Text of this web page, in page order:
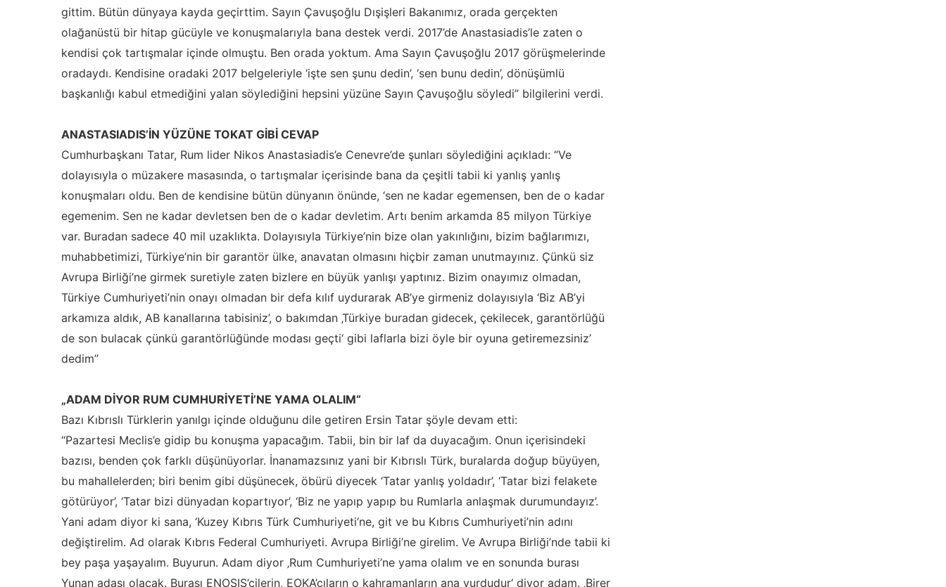
gittim. Bütün dünyaya kayda geçirttim. Sayın Çavuşoğlu Dışişleri Bakanımız, orada gerçekten
olağanüstü bir hitap gücüyle ve konuşmalarıyla bana destek verdi. 2017’de Anastasiadis’le zaten o
kendisi çok tartışmalar içinde olmuştu. Ben orada yoktum. Ama Sayın Çavuşoğlu 2017 görüşmelerinde
oradaydı. Kendisine oradaki 2017 belgeleriyle ‘işte sen şunu dedin’, ‘sen bunu dedin’, dönüşümlü
başkanlığı kabul etmediğini yalan söylediğini hepsini yüzüne Sayın Çavuşoğlu söyledi” bilgilerini verdi.
ANASTASIADIS’İN YÜZÜNE TOKAT GİBİ CEVAP
Cumhurbaşkanı Tatar, Rum lider Nikos Anastasiadis’e Cenevre’de şunları söylediğini açıkladı: “Ve
dolayısıyla o müzakere masasında, o tartışmalar içerisinde bana da çeşitli tabii ki yanlış yanlış
konuşmaları oldu. Ben de kendisine bütün dünyanın önünde, ‘sen ne kadar egemensen, ben de o kadar
egemenim. Sen ne kadar devletsen ben de o kadar devletim. Artı benim arkamda 85 milyon Türkiye
var. Buradan sadece 40 mil uzaklıkta. Dolayısıyla Türkiye’nin bize olan yakınlığını, bizim bağlarımızı,
muhabbetimizi, Türkiye’nin bir garantör ülke, anavatan olmasını hiçbir zaman unutmayınız. Çünkü siz
Avrupa Birliği’ne girmek suretiyle zaten bizlere en büyük yanlışı yaptınız. Bizim onayımız olmadan,
Türkiye Cumhuriyeti’nin onayı olmadan bir defa kılıf uydurarak AB’ye girmeniz dolayısıyla ‘Biz AB’yi
arkamıza aldık, AB kanallarına tabisiniz’, o bakımdan ‚Türkiye buradan gidecek, çekilecek, garantörlüğü
de son bulacak çünkü garantörlüğünde modası geçti‘ gibi laflarla bizi öyle bir oyuna getiremezsiniz’
dedim”
„ADAM DİYOR RUM CUMHURİYETİ’NE YAMA OLALIM“
Bazı Kıbrıslı Türklerin yanılgı içinde olduğunu dile getiren Ersin Tatar şöyle devam etti:
“Pazartesi Meclis’e gidip bu konuşma yapacağım. Tabii, bin bir laf da duyacağım. Onun içerisindeki
bazısı, benden çok farklı düşünüyorlar. İnanamazsınız yani bir Kıbrıslı Türk, buralarda doğup büyüyen,
bu mahallelerden; biri benim gibi düşünecek, öbürü diyecek ‘Tatar yanlış yoldadır’, ‘Tatar bizi felakete
götürüyor’, ‘Tatar bizi dünyadan kopartıyor’, ‘Biz ne yapıp yapıp bu Rumlarla anlaşmak durumundayız’.
Yani adam diyor ki sana, ‘Kuzey Kıbrıs Türk Cumhuriyeti’ne, git ve bu Kıbrıs Cumhuriyeti’nin adını
değiştirelim. Ad olarak Kıbrıs Federal Cumhuriyeti. Avrupa Birliği’ne girelim. Ve Avrupa Birliği’nde tabii ki
bey paşa yaşayalım. Buyurun. Adam diyor ‚Rum Cumhuriyeti’ne yama olalım ve en sonunda burası
Yunan adası olacak. Burası ENOSIS’cilerin, EOKA’cıların o kahramanların ana yurdudur‘ diyor adam. ‚Birer